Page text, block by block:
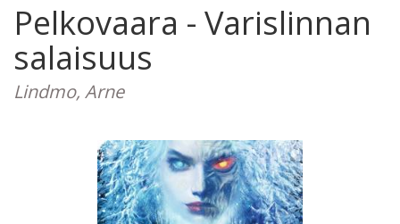
Pelkovaara - Varislinnan
salaisuus
Lindmo, Arne